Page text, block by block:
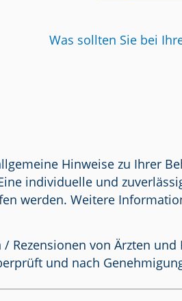
Was sollten Sie bei
Hinweise zu Ihrer
individuelle und
werden. Weitere
Rezensionen von Ärzten
und nach